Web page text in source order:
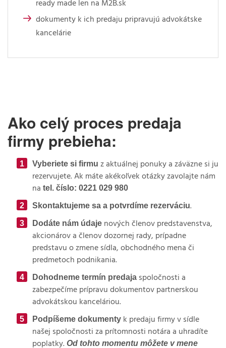
ready made len na M2B.sk
dokumenty k ich predaju pripravujú advokátske
kancelárie
Ako celý proces predaja
firmy prebieha:
Vyberiete si firmu z aktuálnej ponuky a záväzne si ju
rezervujete. Ak máte akékoľvek otázky zavolajte nám
na tel. číslo: 0221 029 980
Skontaktujeme sa a potvrdíme rezerváciu.
Dodáte nám údaje nových členov predstavenstva,
akcionárov a členov dozornej rady, prípadne
predstavu o zmene sídla, obchodného mena či
predmetoch podnikania.
Dohodneme termín predaja spoločnosti a
zabezpečíme prípravu dokumentov partnerskou
advokátskou kanceláriou.
Podpíšeme dokumenty k predaju firmy v sídle
našej spoločnosti za prítomnosti notára a uhradíte
poplatky. Od tohto momentu môžete v mene